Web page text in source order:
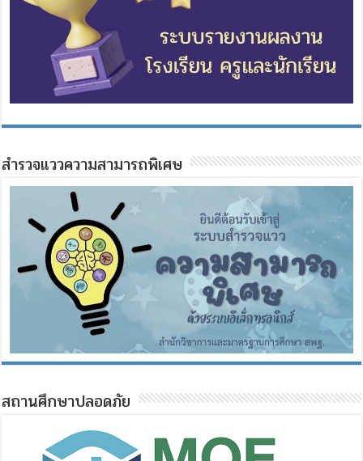
สำรวจแววความสามารถพิเศษ
สถานศึกษาปลอดภัย